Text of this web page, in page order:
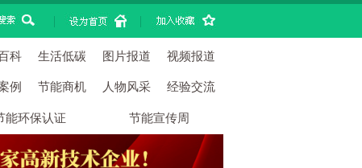
| |
科 生活低碳 图片报道 视频报道
例 节能商机 人物风采 经验交流
能环保认证 节能宣传周